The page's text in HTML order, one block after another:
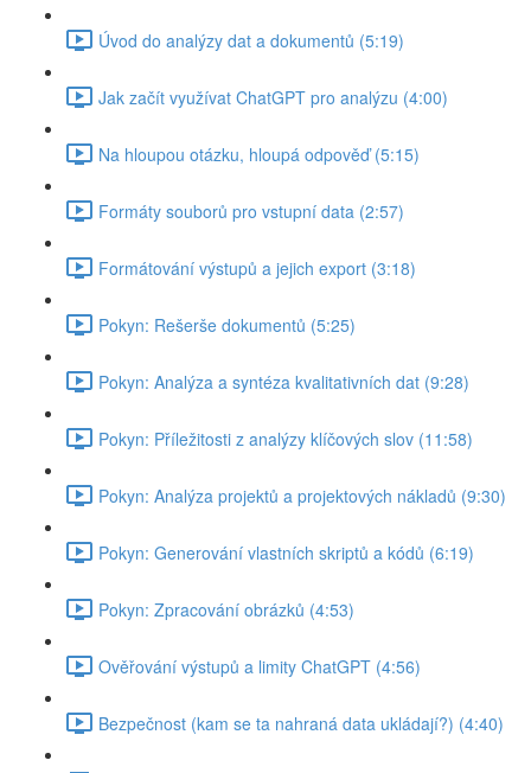
Úvod do analýzy dat a dokumentů (5:19)
Jak začít využívat ChatGPT pro analýzu (4:00)
Na hloupou otázku, hloupá odpověď (5:15)
Formáty souborů pro vstupní data (2:57)
Formátování výstupů a jejich export (3:18)
Pokyn: Rešerše dokumentů (5:25)
Pokyn: Analýza a syntéza kvalitativních dat (9:28)
Pokyn: Příležitosti z analýzy klíčových slov (11:58)
Pokyn: Analýza projektů a projektových nákladů (9:30)
Pokyn: Generování vlastních skriptů a kódů (6:19)
Pokyn: Zpracování obrázků (4:53)
Ověřování výstupů a limity ChatGPT (4:56)
Bezpečnost (kam se ta nahraná data ukládají?) (4:40)